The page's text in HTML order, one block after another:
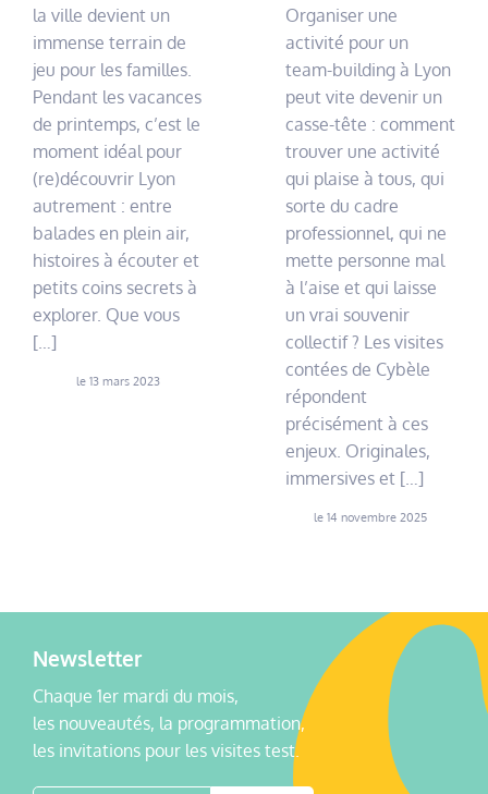
la ville devient un
immense terrain de
jeu pour les familles.
Pendant les vacances
de printemps, c’est le
moment idéal pour
(re)découvrir Lyon
autrement : entre
balades en plein air,
histoires à écouter et
petits coins secrets à
explorer. Que vous
[…]
le 13 mars 2023
Organiser une
activité pour un
team-building à Lyon
peut vite devenir un
casse-tête : comment
trouver une activité
qui plaise à tous, qui
sorte du cadre
professionnel, qui ne
mette personne mal
à l’aise et qui laisse
un vrai souvenir
collectif ? Les visites
contées de Cybèle
répondent
précisément à ces
enjeux. Originales,
immersives et […]
le 14 novembre 2025
Newsletter
Chaque 1er mardi du mois,
les nouveautés, la programmation,
les invitations pour les visites test.